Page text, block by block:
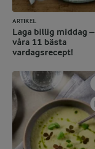
ARTIKEL
Laga billig middag –
våra 11 bästa
vardagsrecept!